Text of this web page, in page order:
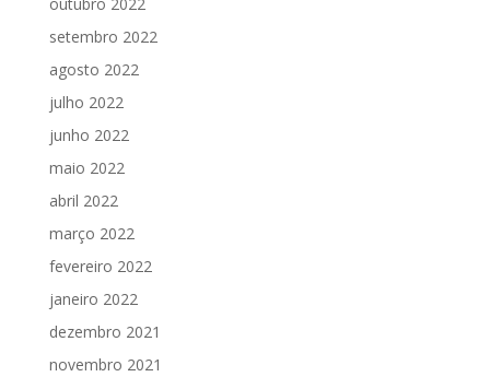
setembro 2022
agosto 2022
julho 2022
junho 2022
maio 2022
abril 2022
março 2022
fevereiro 2022
janeiro 2022
dezembro 2021
novembro 2021